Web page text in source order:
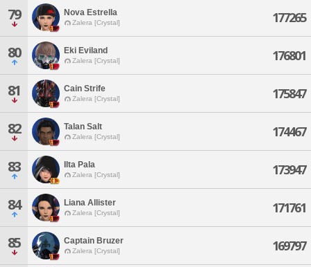
79 Nova Estrella
Zalera [Crystal] 177265
80 Eki Eviland
Zalera [Crystal] 176801
81 Cain Strife
Zalera [Crystal] 175847
82 Talan Salt
Zalera [Crystal] 174467
83 Ilta Pala
Zalera [Crystal] 173947
84 Liana Allister
Zalera [Crystal] 171761
85 Captain Bruzer
Zalera [Crystal] 169797